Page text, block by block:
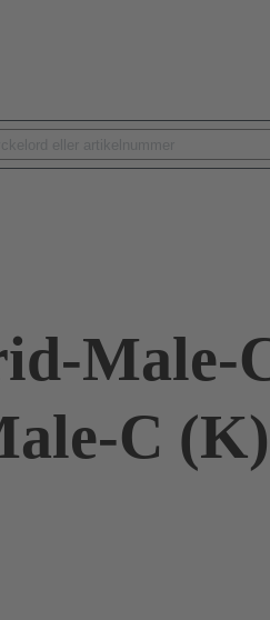
/ Han®
Male-
C (K)